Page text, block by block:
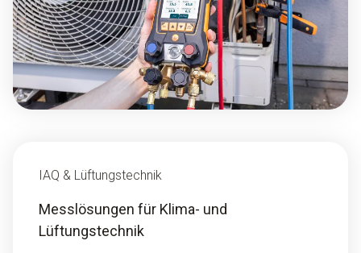
IAQ & Lüftungstechnik
Messlösungen für Klima- und
Lüftungstechnik